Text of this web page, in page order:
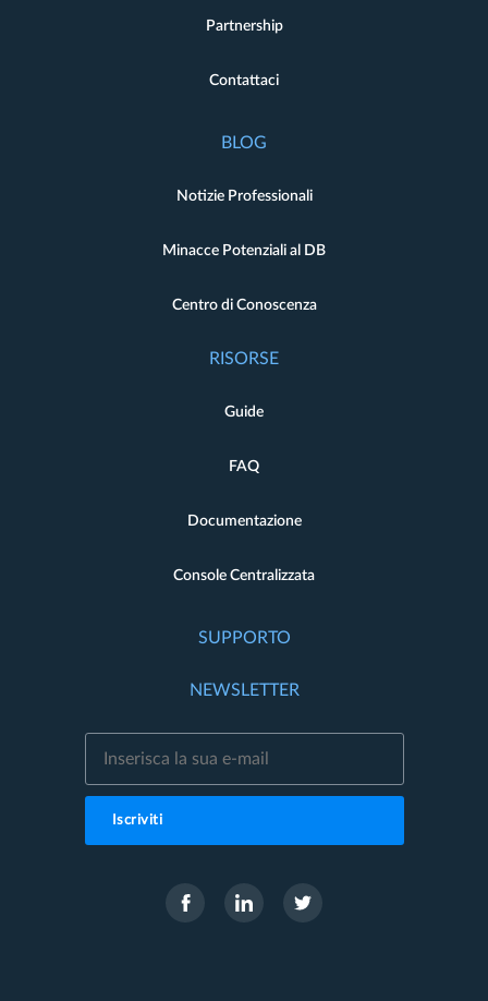
Partnership
Contattaci
BLOG
Notizie Professionali
Minacce Potenziali al DB
Centro di Conoscenza
RISORSE
Guide
FAQ
Documentazione
Console Centralizzata
SUPPORTO
NEWSLETTER
Iscriviti